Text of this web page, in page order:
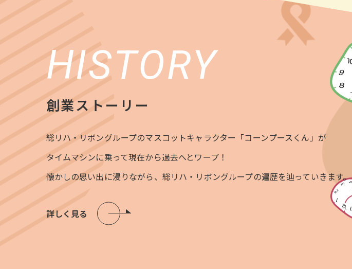
HISTORY
創業ストーリー
総リハ・リボングループのマスコットキャラクター「コーンプースくん」が
タイムマシンに乗って現在から過去へとワープ！
懐かしの思い出に浸りながら、総リハ・リボングループの遍歴を辿っていきます。
詳しく見る